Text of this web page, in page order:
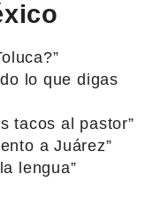
lo que digas
tacos al pastor”
a Juárez”
lengua”